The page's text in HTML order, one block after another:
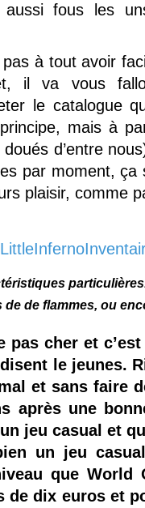
aussi fous les
à tout avoir
il va vous
le catalogue
mais à
d’entre
par moment,
plaisir, comme
de de flammes, ou
cher et
le jeunes.
et sans faire
après une
jeu casual et
un jeu
que World
de dix euros et